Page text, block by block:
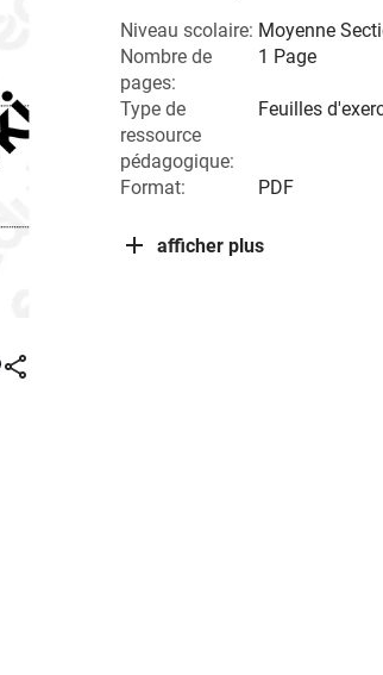
Niveau scolaire: Moyenne
Nombre de
pages:
1 Page
Type de
ressource
pédagogique:
Feuilles
Format: PDF
afficher plus